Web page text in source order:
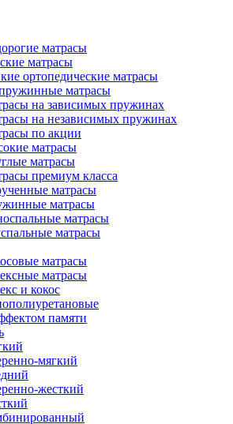
матрасы
матрасы
ортопедические матрасы
матрасы
на зависимых пружинах
на независимых пружинах
по акции
матрасы
матрасы
премиум класса
матрасы
матрасы
матрасы
матрасы
матрасы
матрасы
и кокос
памяти
мягкий
жесткий